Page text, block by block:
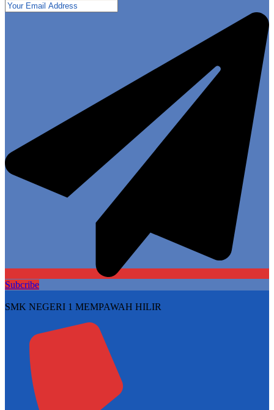
Subcribe
SMK NEGERI 1 MEMPAWAH HILIR